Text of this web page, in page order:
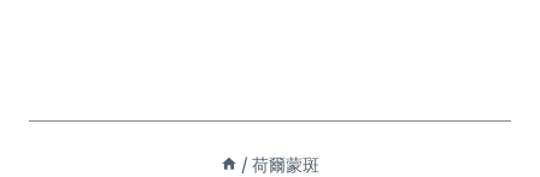
/ 荷爾蒙斑